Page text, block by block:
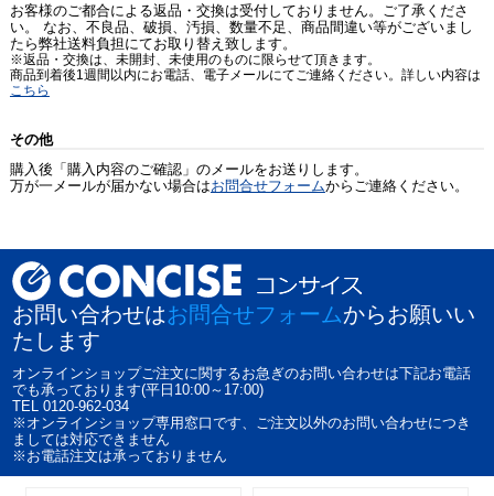
お客様のご都合による返品・交換は受付しておりません。ご了承くださ
い。 なお、不良品、破損、汚損、数量不足、商品間違い等がございまし
たら弊社送料負担にてお取り替え致します。
※返品・交換は、未開封、未使用のものに限らせて頂きます。
商品到着後1週間以内にお電話、電子メールにてご連絡ください。詳しい内容は
こちら
その他
購入後「購入内容のご確認」のメールをお送りします。
万が一メールが届かない場合はお問合せフォームからご連絡ください。
お問い合わせはお問合せフォームからお願いい
たします
オンラインショップご注文に関するお急ぎのお問い合わせは下記お電話
でも承っております(平日10:00～17:00)
TEL 0120-962-034
※オンラインショップ専用窓口です、ご注文以外のお問い合わせにつき
ましては対応できません
※お電話注文は承っておりません